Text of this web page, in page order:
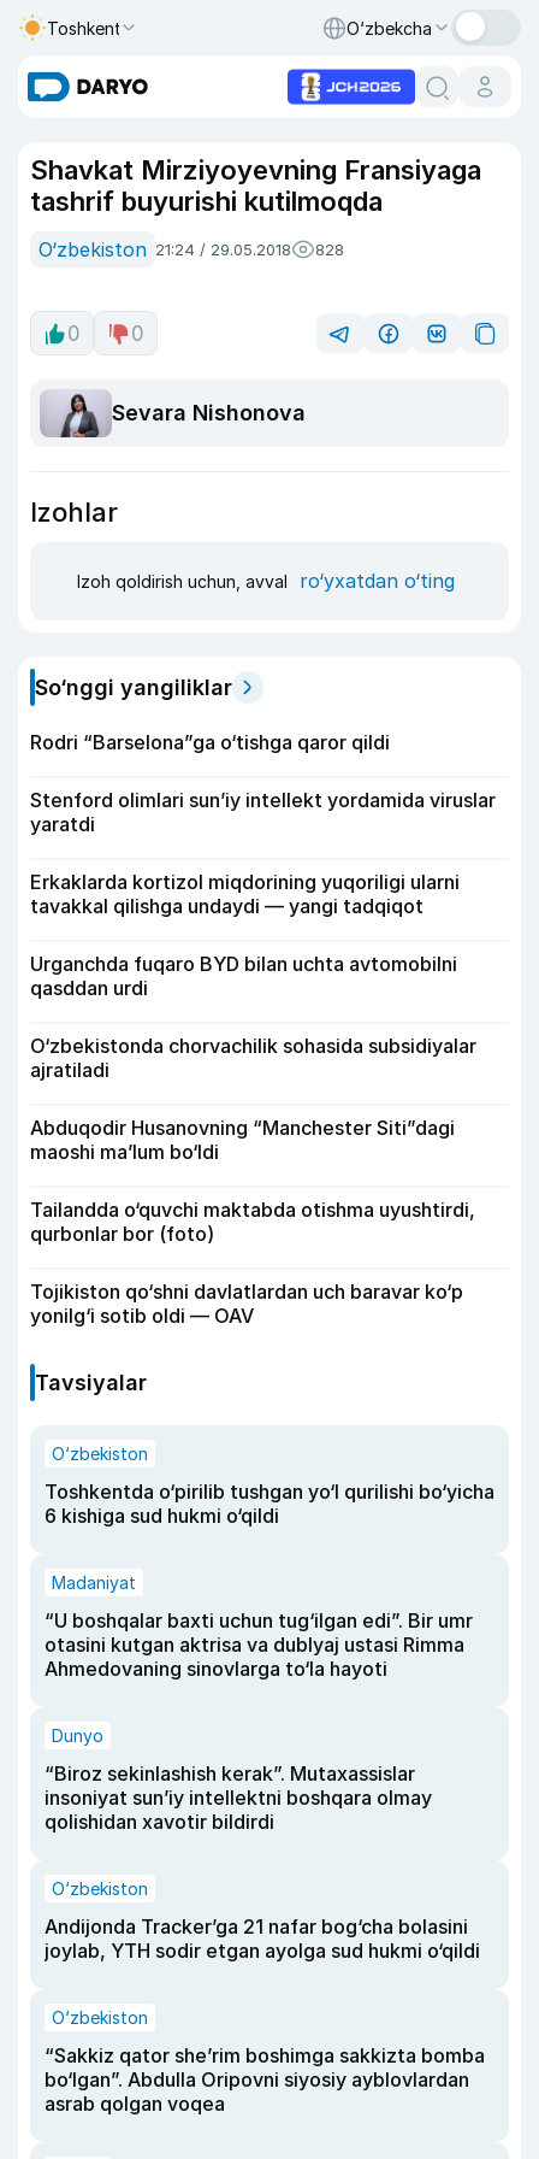
Toshkent O‘zbekcha
Shavkat Mirziyoyevning Fransiyaga
tashrif buyurishi kutilmoqda
O‘zbekiston 21:24 / 29.05.2018 828
0 0
Sevara Nishonova
Izohlar
Izoh qoldirish uchun, avval ro‘yxatdan o‘ting
So‘nggi yangiliklar
Rodri “Barselona”ga o‘tishga qaror qildi
Stenford olimlari sun’iy intellekt yordamida viruslar
yaratdi
Erkaklarda kortizol miqdorining yuqoriligi ularni
tavakkal qilishga undaydi — yangi tadqiqot
Urganchda fuqaro BYD bilan uchta avtomobilni
qasddan urdi
O‘zbekistonda chorvachilik sohasida subsidiyalar
ajratiladi
Abduqodir Husanovning “Manchester Siti”dagi
maoshi ma’lum bo‘ldi
Tailandda o‘quvchi maktabda otishma uyushtirdi,
qurbonlar bor (foto)
Tojikiston qo‘shni davlatlardan uch baravar ko‘p
yonilg‘i sotib oldi — OAV
Tavsiyalar
O‘zbekiston
Toshkentda o‘pirilib tushgan yo‘l qurilishi bo‘yicha
6 kishiga sud hukmi o‘qildi
Madaniyat
“U boshqalar baxti uchun tug‘ilgan edi”. Bir umr
otasini kutgan aktrisa va dublyaj ustasi Rimma
Ahmedovaning sinovlarga to‘la hayoti
Dunyo
“Biroz sekinlashish kerak”. Mutaxassislar
insoniyat sun’iy intellektni boshqara olmay
qolishidan xavotir bildirdi
O‘zbekiston
Andijonda Tracker’ga 21 nafar bog‘cha bolasini
joylab, YTH sodir etgan ayolga sud hukmi o‘qildi
O‘zbekiston
“Sakkiz qator she’rim boshimga sakkizta bomba
bo‘lgan”. Abdulla Oripovni siyosiy ayblovlardan
asrab qolgan voqea